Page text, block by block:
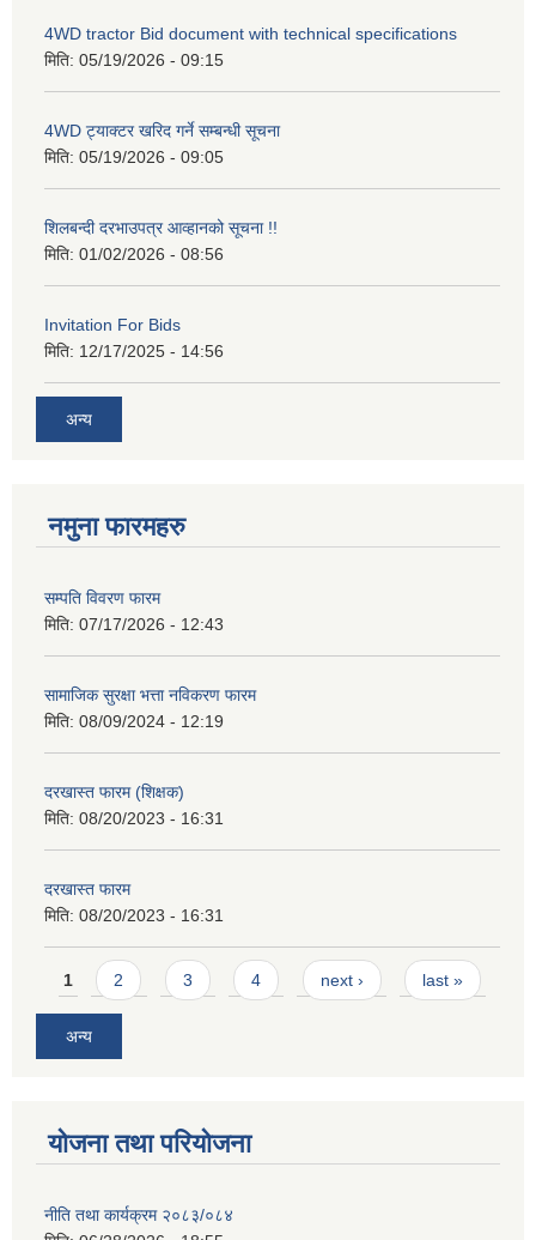
4WD tractor Bid document with technical specifications
मिति: 05/19/2026 - 09:15
4WD ट्याक्टर खरिद गर्ने सम्बन्धी सूचना
मिति: 05/19/2026 - 09:05
शिलबन्दी दरभाउपत्र आव्हानको सूचना !!
मिति: 01/02/2026 - 08:56
Invitation For Bids
मिति: 12/17/2025 - 14:56
अन्य
नमुना फारमहरु
सम्पति विवरण फारम
मिति: 07/17/2026 - 12:43
सामाजिक सुरक्षा भत्ता नविकरण फारम
मिति: 08/09/2024 - 12:19
दरखास्त फारम (शिक्षक)
मिति: 08/20/2023 - 16:31
दरखास्त फारम
मिति: 08/20/2023 - 16:31
Pages
1 2 3 4 next › last »
अन्य
योजना तथा परियोजना
नीति तथा कार्यक्रम २०८३/०८४